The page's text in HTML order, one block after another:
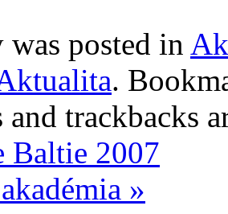
posted in
.
and trackbacks
Baltie 2007
»